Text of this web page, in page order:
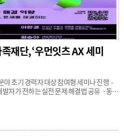
재단,‘우먼잇츠 AX 세미
초기 경력자 대상 참여형 세미나 진행 -
자가 전하는 실전 문제 해결법 공유 - 동